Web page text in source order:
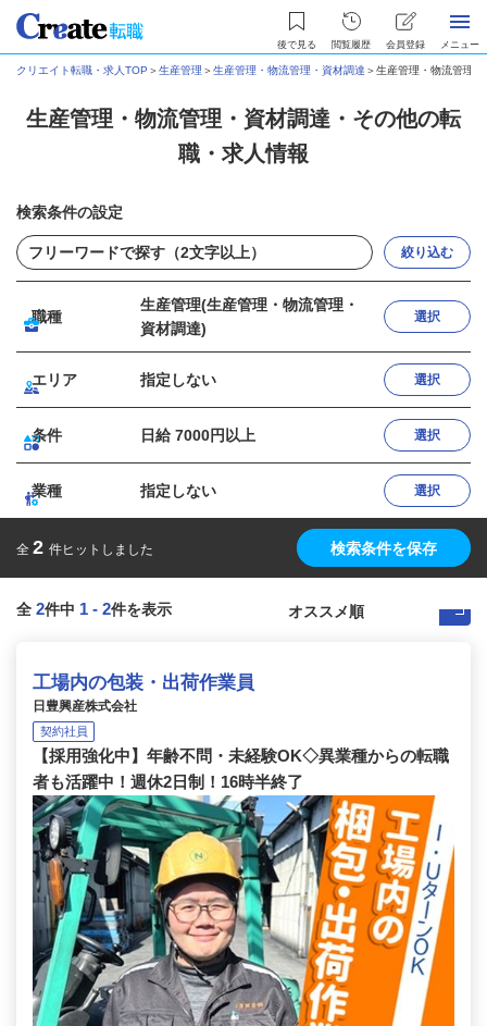
後で見る 閲覧履歴 会員登録 メニュー
クリエイト転職・求人TOP ＞生産管理 ＞生産管理・物流管理・資材調達 ＞生産管理・物流管理
生産管理・物流管理・資材調達・その他の転
職・求人情報
検索条件の設定
絞り込む
職種
生産管理(生産管理・物流管理・
資材調達)
選択
エリア 指定しない 選択
条件 日給 7000円以上 選択
業種 指定しない 選択
全 2 件ヒットしました 検索条件を保存
全 2件中 1 - 2件を表示
工場内の包装・出荷作業員
日豊興産株式会社
契約社員
【採用強化中】年齢不問・未経験OK◇異業種からの転職
者も活躍中！週休2日制！16時半終了